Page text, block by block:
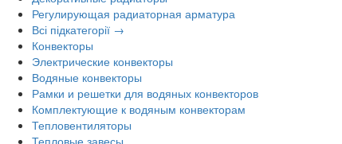
Регулирующая радиаторная арматура
Всі підкатегорії →
Конвекторы
Электрические конвекторы
Водяные конвекторы
Рамки и решетки для водяных конвекторов
Комплектующие к водяным конвекторам
Тепловентиляторы
Тепловые завесы